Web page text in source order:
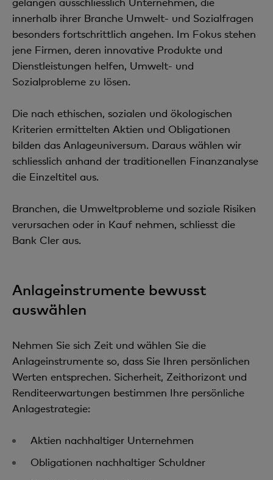
innerhalb ihrer Branche Umwelt- und Sozialfragen
besonders fortschrittlich angehen. Im Fokus stehen
jene Firmen, deren innovative Produkte und
Dienstleistungen helfen, Umwelt- und
Sozialprobleme zu lösen.
Die nach ethischen, sozialen und ökologischen
Kriterien ermittelten Aktien und Obligationen
bilden das Anlageuniversum. Daraus wählen wir
schliesslich anhand der traditionellen Finanzanalyse
die Einzeltitel aus.
Branchen, die Umweltprobleme und soziale Risiken
verursachen oder in Kauf nehmen, schliesst die
Bank Cler aus.
Anlageinstrumente bewusst
auswählen
Nehmen Sie sich Zeit und wählen Sie die
Anlageinstrumente so, dass Sie Ihren persönlichen
Werten entsprechen. Sicherheit, Zeithorizont und
Renditeerwartungen bestimmen Ihre persönliche
Anlagestrategie:
Aktien nachhaltiger Unternehmen
Obligationen nachhaltiger Schuldner